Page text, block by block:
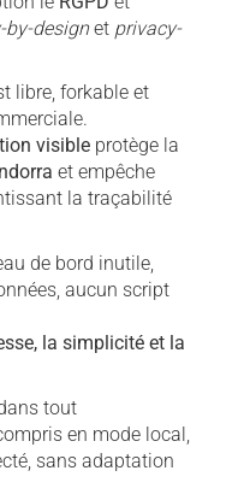
by-designet privacy-
libre, forkable et
visibleprotège la
et empêche
la traçabilité
de bord inutile,
aucun script
la simplicité et la
tout
en mode local,
sans adaptation